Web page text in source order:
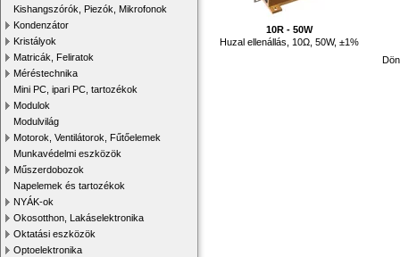
Kishangszórók, Piezók, Mikrofonok
Kondenzátor
Kristályok
Matricák, Feliratok
Méréstechnika
Mini PC, ipari PC, tartozékok
Modulok
Modulvilág
Motorok, Ventilátorok, Fűtőelemek
Munkavédelmi eszközök
Műszerdobozok
Napelemek és tartozékok
NYÁK-ok
Okosotthon, Lakáselektronika
Oktatási eszközök
Optoelektronika
10R - 50W
Huzal ellenállás, 10Ω, 50W, ±1%